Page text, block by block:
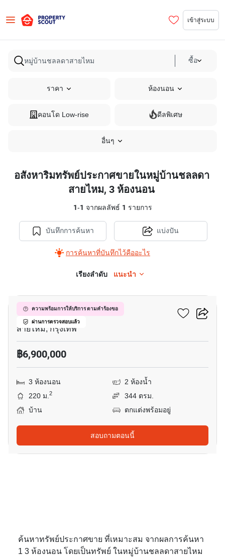
เข้าสู่ระบบ
ซื้อ
ราคา ห้องนอน
คอนโด Low-rise ดีลพิเศษ
อื่นๆ
อสังหาริมทรัพย์ประกาศขายในหมู่บ้านชลลดา
สายไหม, 3 ห้องนอน
1-1 จากผลลัพธ์ 1 รายการ
บันทึกการค้นหา
การค้นหาที่บันทึกไว้คืออะไร
แบ่งปัน
เรียงลำดับ แนะนำ
ความพร้อมการให้บริการ ตามคำร้องขอ
ผ่านการตรวจสอบแล้ว
หมู่บ้านชลลดาสายไหม
สายไหม, กรุงเทพ
฿6,900,000
3 ห้องนอน
2 ห้องน้ำ
220 ม.2
344 ตรม.
บ้าน
ตกแต่งพร้อมอยู่
สอบถามตอนนี้
ค้นหาทรัพย์ประกาศขาย ที่เหมาะสม จากผลการค้นหา
1 3 ห้องนอน โดยเป็นทรัพย์ ในหมู่บ้านชลลดาสายไหม